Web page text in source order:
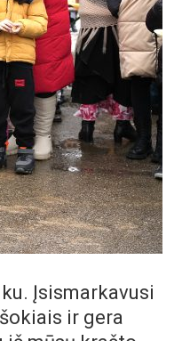
Įsismarkavusi
ir gera